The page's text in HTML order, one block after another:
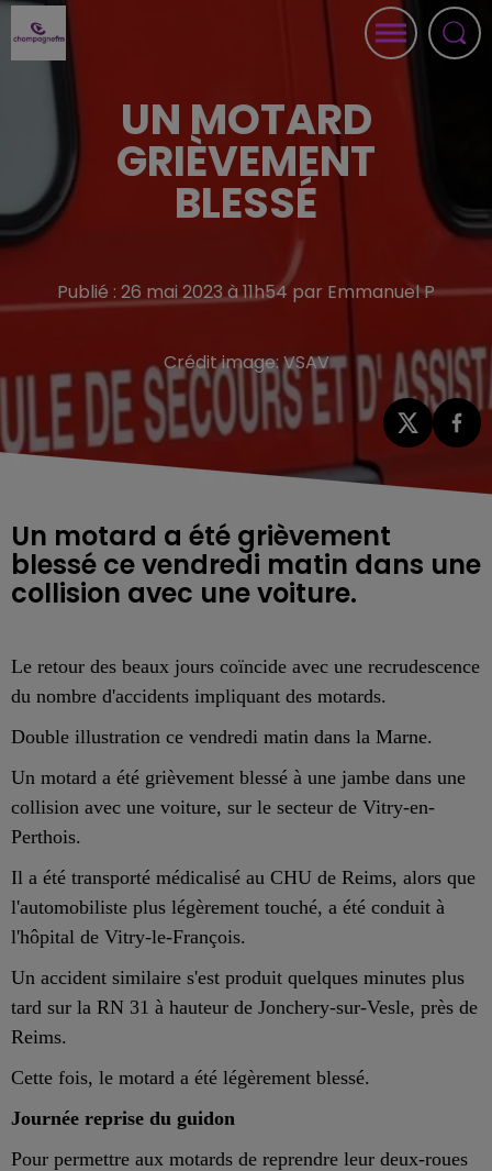
UN MOTARD
GRIÈVEMENT
BLESSÉ
Publié : 26 mai 2023 à 11h54 par Emmanuel P
Crédit image:VSAV
Un motard a été grièvement
blessé ce vendredi matin dans une
collision avec une voiture.
Le retour des beaux jours coïncide avec une recrudescence
du nombre d'accidents impliquant des motards.
Double illustration ce vendredi matin dans la Marne.
Un motard a été grièvement blessé à une jambe dans une
collision avec une voiture, sur le secteur de Vitry-en-
Perthois.
Il a été transporté médicalisé au CHU de Reims, alors que
l'automobiliste plus légèrement touché, a été conduit à
l'hôpital de Vitry-le-François.
Un accident similaire s'est produit quelques minutes plus
tard sur la RN 31 à hauteur de Jonchery-sur-Vesle, près de
Reims.
Cette fois, le motard a été légèrement blessé.
Journée reprise du guidon
Pour permettre aux motards de reprendre leur deux-roues